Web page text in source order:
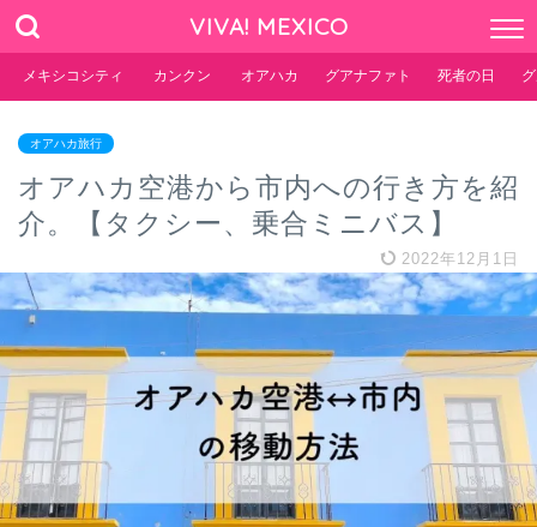
VIVA! MEXICO
メキシコシティ カンクン オアハカ グアナファト 死者の日
オアハカ旅行
オアハカ空港から市内への行き方を紹
介。【タクシー、乗合ミニバス】
2022年12月1日